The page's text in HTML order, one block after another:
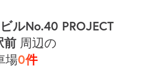
ルNo.40 PROJECT
前 周辺の
場0件